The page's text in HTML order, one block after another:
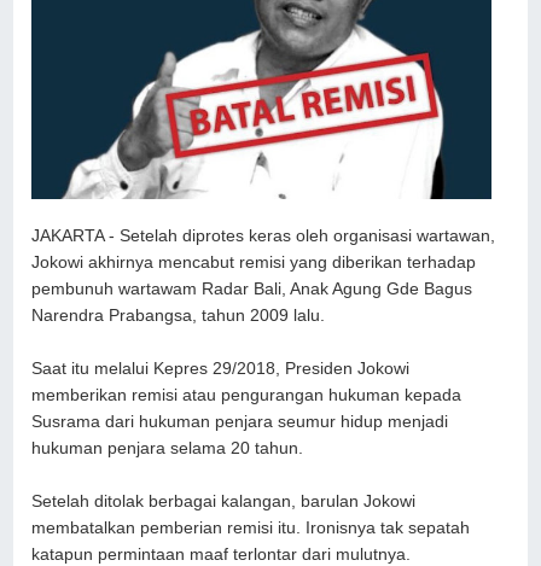
JAKARTA - Setelah diprotes keras oleh organisasi wartawan,
Jokowi akhirnya mencabut remisi yang diberikan terhadap
pembunuh wartawam Radar Bali, Anak Agung Gde Bagus
Narendra Prabangsa, tahun 2009 lalu.
Saat itu melalui Kepres 29/2018, Presiden Jokowi
memberikan remisi atau pengurangan hukuman kepada
Susrama dari hukuman penjara seumur hidup menjadi
hukuman penjara selama 20 tahun.
Setelah ditolak berbagai kalangan, barulan Jokowi
membatalkan pemberian remisi itu. Ironisnya tak sepatah
katapun permintaan maaf terlontar dari mulutnya.